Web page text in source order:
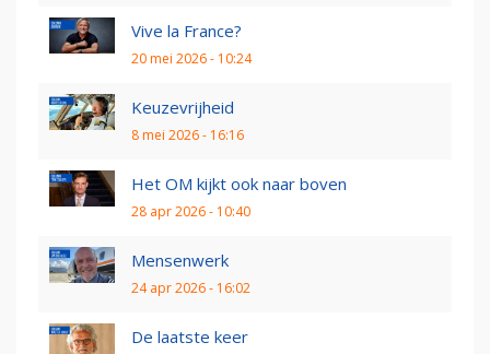
Vive la France?
20 mei 2026 - 10:24
Keuzevrijheid
8 mei 2026 - 16:16
Het OM kijkt ook naar boven
28 apr 2026 - 10:40
Mensenwerk
24 apr 2026 - 16:02
De laatste keer